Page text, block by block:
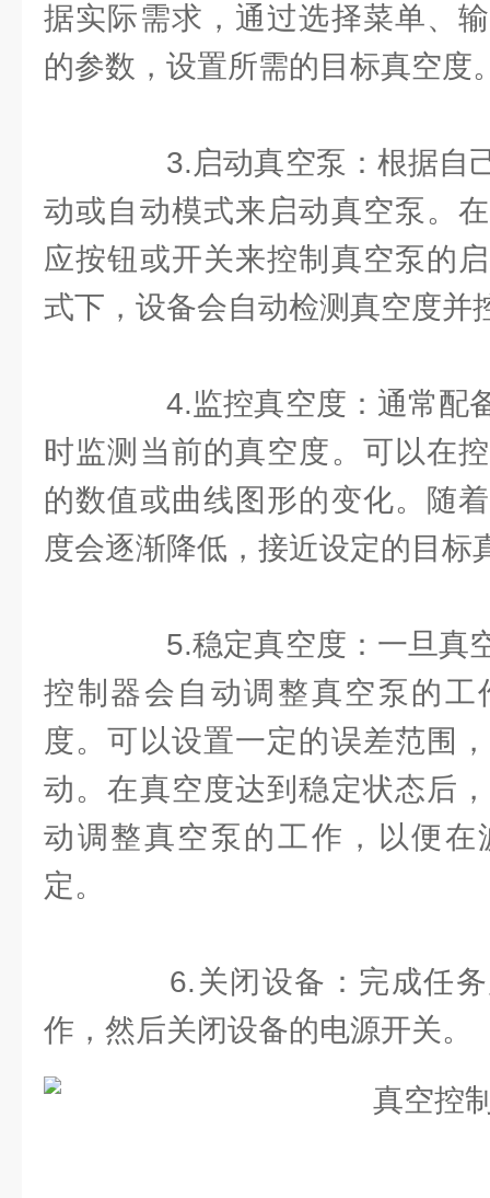
据实际需求，通过选择菜单、
的参数，设置所需的目标真空度
3.启动真空泵：根据自
动或自动模式来启动真空泵。
应按钮或开关来控制真空泵的
式下，设备会自动检测真空度并
4.监控真空度：通常配
时监测当前的真空度。可以在
的数值或曲线图形的变化。随
度会逐渐降低，接近设定的目标
5.稳定真空度：一旦真
控制器会自动调整真空泵的工
度。可以设置一定的误差范围
动。在真空度达到稳定状态后
动调整真空泵的工作，以便在
定。
6.关闭设备：完成任务
作，然后关闭设备的电源开关。